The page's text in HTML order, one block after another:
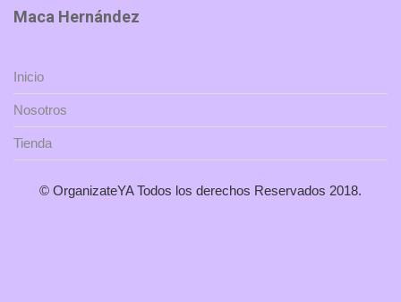
Maca Hernández
Inicio
Nosotros
Tienda
© OrganizateYA Todos los derechos Reservados 2018.